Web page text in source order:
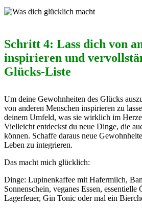
Schritt 4: Lass dich von
inspirieren und
Glücks-Liste
Um deine Gewohnheiten des Glücks
von anderen Menschen inspirieren zu
deinem Umfeld, was sie wirklich im
Vielleicht entdeckst du neue Dinge, die
können. Schaffe daraus neue
Leben zu integrieren.
Das macht mich glücklich:
Dinge: Lupinenkaffee mit Hafermilch,
Sonnenschein, veganes Essen, essentielle
Lagerfeuer, Gin Tonic oder mal ein